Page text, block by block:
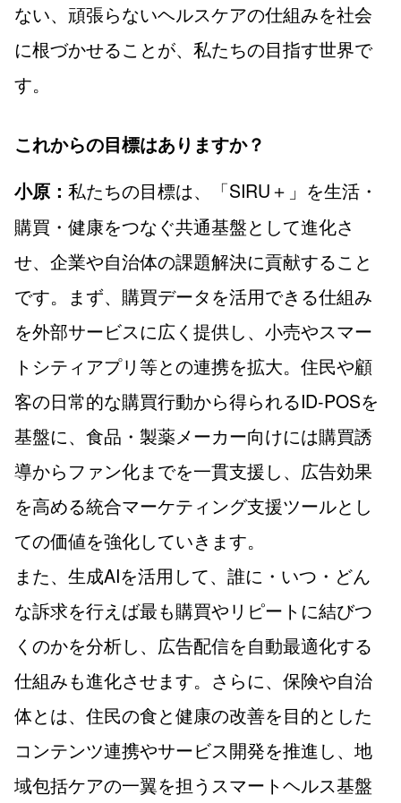
ない、頑張らないヘルスケアの仕組みを社会
に根づかせることが、私たちの目指す世界で
す。
これからの目標はありますか？
小原： 私たちの目標は、「SIRU＋」を生活・
購買・健康をつなぐ共通基盤として進化さ
せ、企業や自治体の課題解決に貢献すること
です。まず、購買データを活用できる仕組み
を外部サービスに広く提供し、小売やスマー
トシティアプリ等との連携を拡大。住民や顧
客の日常的な購買行動から得られるID-POSを
基盤に、食品・製薬メーカー向けには購買誘
導からファン化までを一貫支援し、広告効果
を高める統合マーケティング支援ツールとし
ての価値を強化していきます。
また、生成AIを活用して、誰に・いつ・どん
な訴求を行えば最も購買やリピートに結びつ
くのかを分析し、広告配信を自動最適化する
仕組みも進化させます。さらに、保険や自治
体とは、住民の食と健康の改善を目的とした
コンテンツ連携やサービス開発を推進し、地
域包括ケアの一翼を担うスマートヘルス基盤